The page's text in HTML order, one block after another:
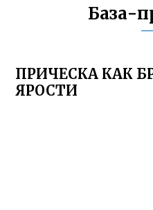
База-
ПРИЧЕСКА КАК
ЯРОСТИ